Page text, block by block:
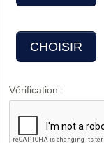
CHOISIR
Vérification :